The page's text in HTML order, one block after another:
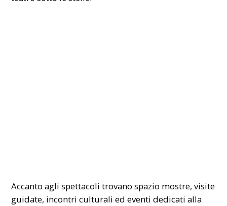
Accanto agli spettacoli trovano spazio mostre, visite
guidate, incontri culturali ed eventi dedicati alla